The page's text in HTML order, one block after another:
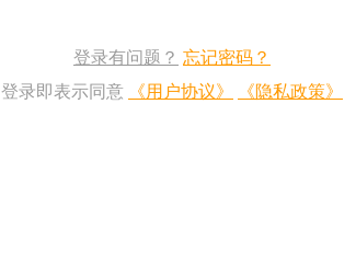
登录有问题？ 忘记密码？
登录即表示同意
《用户协议》 《隐私政策》